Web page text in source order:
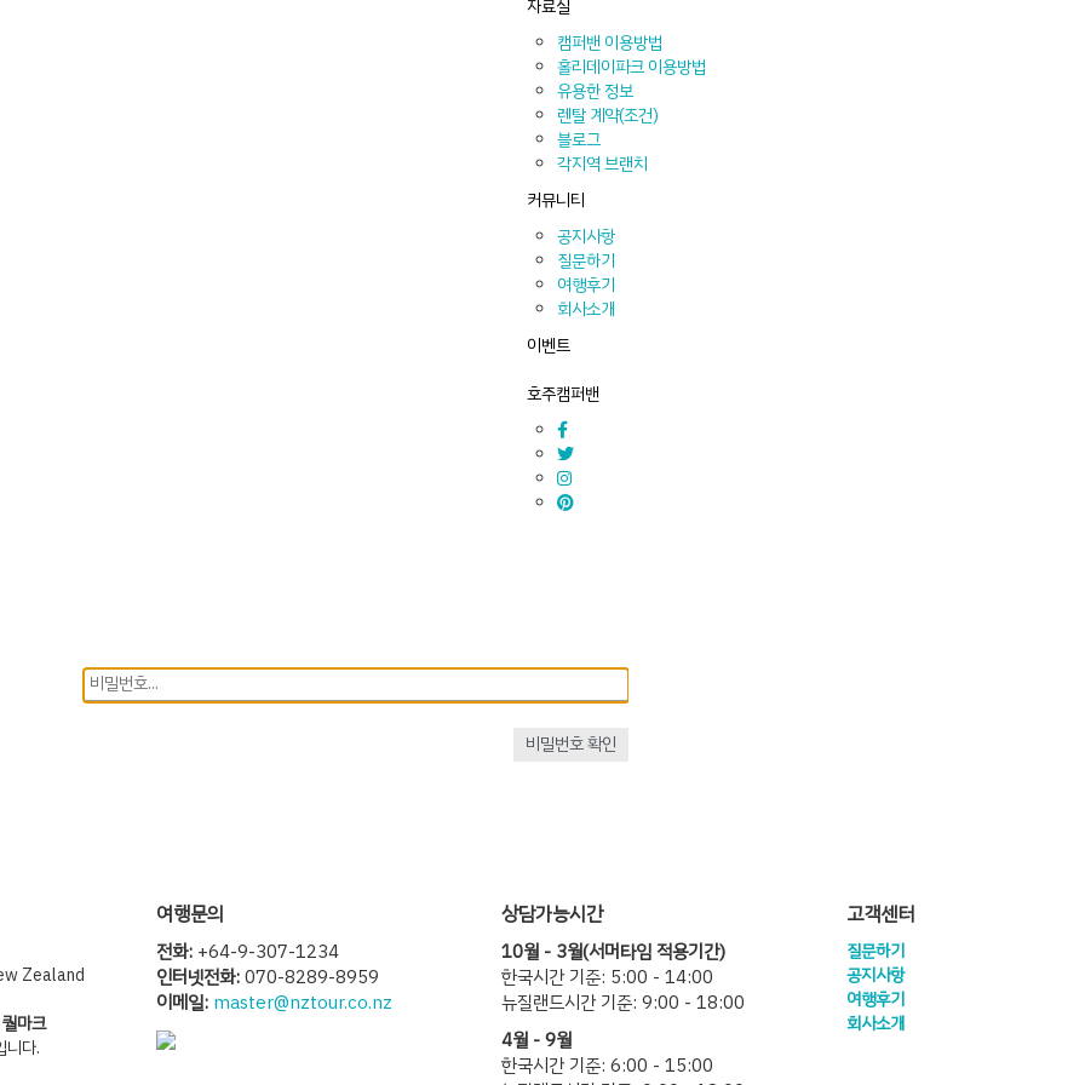
자료실
캠퍼밴 이용방법
홀리데이파크 이용방법
유용한 정보
렌탈 계약(조건)
블로그
각지역 브랜치
커뮤니티
공지사항
질문하기
여행후기
회사소개
이벤트
호주캠퍼밴
비밀번호 확인
Zealand
퀄마크
니다.
여행문의
전화: +64-9-307-1234
인터넷전화:070-8289-8959
이메일: master@nztour.co.nz
상담가능시간
10월 - 3월(서머타임 적용기간)
한국시간 기준: 5:00 - 14:00
뉴질랜드시간 기준: 9:00 - 18:00
4월 - 9월
한국시간 기준: 6:00 - 15:00
고객센터
질문하기
공지사항
여행후기
회사소개